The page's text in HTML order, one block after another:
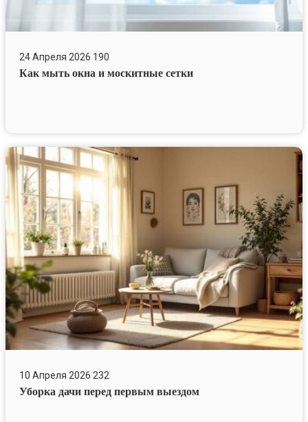
24 Апреля 2026 190
Как мыть окна и москитные сетки
Уборка
дачи
перед
первым
выездом
10 Апреля 2026 232
Уборка дачи перед первым выездом